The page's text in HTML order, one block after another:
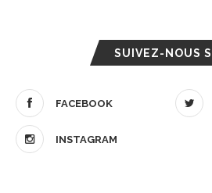
SUIVEZ-NOUS
FACEBOOK
INSTAGRAM